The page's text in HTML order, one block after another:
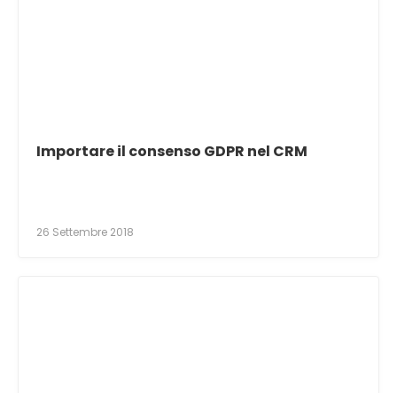
Importare il consenso GDPR nel CRM
26 Settembre 2018